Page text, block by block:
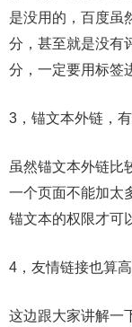
是没用的，百度虽
分，甚至就是没有
分，一定要用标签
3，锚文本外链，
虽然锚文本外链比
一个页面不能加太
锚文本的权限才可
4，友情链接也算高
这边跟大家讲解一